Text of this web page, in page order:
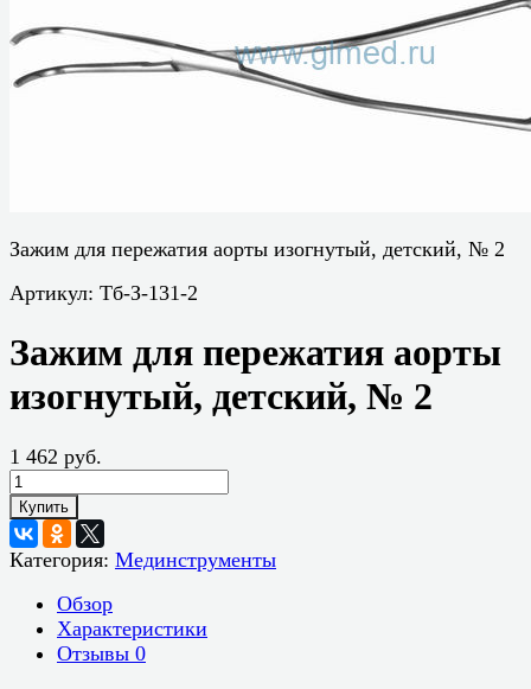
Зажим для пережатия аорты изогнутый, детский, № 2
Артикул: Тб-З-131-2
Зажим для пережатия аорты
изогнутый, детский, № 2
1 462 руб.
Купить
Категория: Мединструменты
Обзор
Характеристики
Отзывы 0